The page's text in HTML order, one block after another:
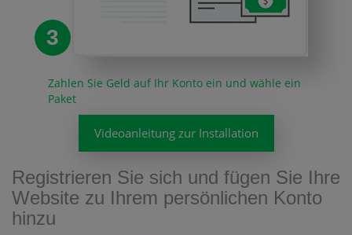
3
Zahlen Sie Geld auf Ihr Konto ein und wähle ein
Paket
Videoanleitung zur Installation
Registrieren Sie sich und fügen Sie Ihre
Website zu Ihrem persönlichen Konto
hinzu